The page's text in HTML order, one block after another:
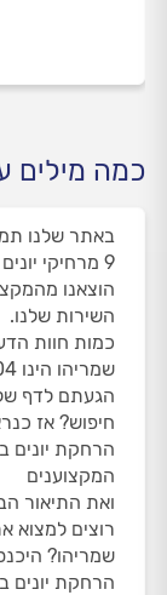
כמה מילים
9 מרחיקי
הוצאנו
השירות שלנו.
כמות חוות
שמריהו הינו 1,104.
הגעתם לדף
חיפוש? אז
המקצוענים
ואת התיאור
רוצים למצוא
שמריהו?
הרחקת יונים